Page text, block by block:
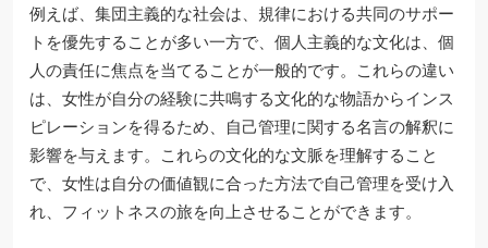
例えば、集団主義的な社会は、規律における共同のサポー
トを優先することが多い一方で、個人主義的な文化は、個
人の責任に焦点を当てることが一般的です。これらの違い
は、女性が自分の経験に共鳴する文化的な物語からインス
ピレーションを得るため、自己管理に関する名言の解釈に
影響を与えます。これらの文化的な文脈を理解すること
で、女性は自分の価値観に合った方法で自己管理を受け入
れ、フィットネスの旅を向上させることができます。